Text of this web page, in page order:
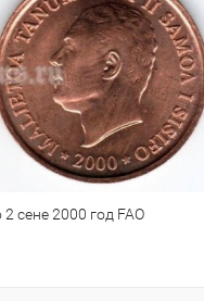
сене 2000 год FAO